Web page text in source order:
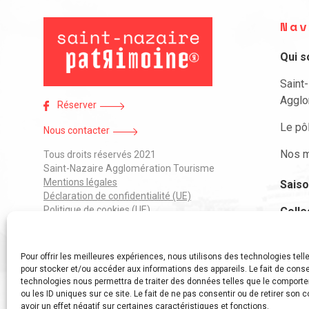
Pour offrir les meilleures expériences, nous utilisons des technologies
pour stocker et/ou accéder aux informations des appareils. Le fait de
technologies nous permettra de traiter des données telles que le
ou les ID uniques sur ce site. Le fait de ne pas consentir ou de retirer son
avoir un effet négatif sur certaines caractéristiques et fonctions.
Réserver
Nous contacter
Tous droits réservés 2021
Saint-Nazaire Agglomération Tourisme
Mentions légales
Déclaration de confidentialité (UE)
Politique de cookies (UE)
Qui
Le
Nos